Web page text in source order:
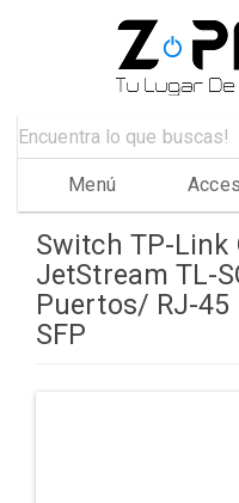
Menú
Switch TP-Link
JetStream TL-
Puertos/ RJ-
SFP